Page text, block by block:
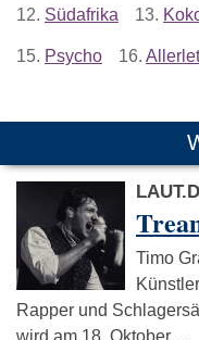
12. Südafrika 13.
15. Psycho 16.
Timo
Rapper und
wird am 18. Oktober …